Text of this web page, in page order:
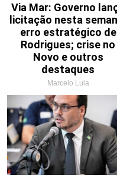
Via Mar: Governo
licitação nesta
erro estratégico de
Rodrigues; crise no
Novo e outros
destaques
Marcelo Lula